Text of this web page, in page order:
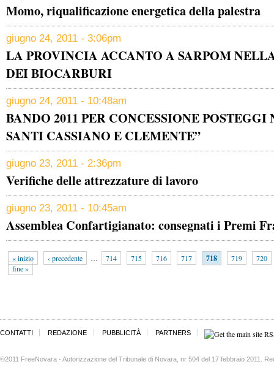
Momo, riqualificazione energetica della palestra
giugno 24, 2011 - 3:06pm
LA PROVINCIA ACCANTO A SARPOM
DEI BIOCARBURI
giugno 24, 2011 - 10:48am
BANDO 2011 PER CONCESSIONE
SANTI CASSIANO E CLEMENTE”
giugno 23, 2011 - 2:36pm
Verifiche delle attrezzature di lavoro
giugno 23, 2011 - 10:45am
Assemblea Confartigianato: consegnati i Premi
« inizio ‹ precedente … 714 715 716 717 718 719
720
fine »
CONTATTI REDAZIONE PUBBLICITÀ PARTNERS
©2011 FreeNovara - Autorizzazione del Tribunale di Novara, nr 504 del 17 febbraio 2011.